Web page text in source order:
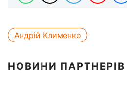
Андрій Клименко
НОВИНИ ПАРТНЕРІВ